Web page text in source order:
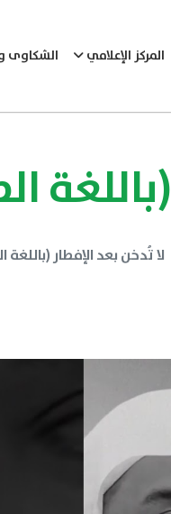
المركز الإعلامي الشكاوى
لا تُدخن بعد الإفطار (باللغة